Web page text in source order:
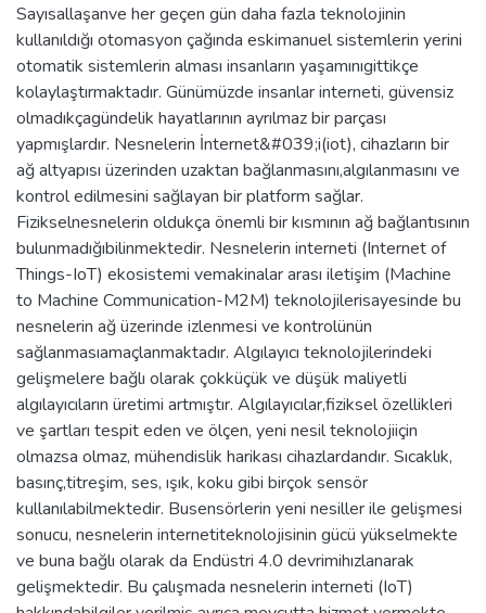
Sayısallaşanve her geçen gün daha fazla teknolojinin
kullanıldığı otomasyon çağında eskimanuel sistemlerin yerini
otomatik sistemlerin alması insanların yaşamınıgittikçe
kolaylaştırmaktadır. Günümüzde insanlar interneti, güvensiz
olmadıkçagündelik hayatlarının ayrılmaz bir parçası
yapmışlardır. Nesnelerin İnternet&#039;i(iot), cihazların bir
ağ altyapısı üzerinden uzaktan bağlanmasını,algılanmasını ve
kontrol edilmesini sağlayan bir platform sağlar.
Fizikselnesnelerin oldukça önemli bir kısmının ağ bağlantısının
bulunmadığıbilinmektedir. Nesnelerin interneti (Internet of
Things-IoT) ekosistemi vemakinalar arası iletişim (Machine
to Machine Communication-M2M) teknolojilerisayesinde bu
nesnelerin ağ üzerinde izlenmesi ve kontrolünün
sağlanmasıamaçlanmaktadır. Algılayıcı teknolojilerindeki
gelişmelere bağlı olarak çokküçük ve düşük maliyetli
algılayıcıların üretimi artmıştır. Algılayıcılar,fiziksel özellikleri
ve şartları tespit eden ve ölçen, yeni nesil teknolojiiçin
olmazsa olmaz, mühendislik harikası cihazlardandır. Sıcaklık,
basınç,titreşim, ses, ışık, koku gibi birçok sensör
kullanılabilmektedir. Busensörlerin yeni nesiller ile gelişmesi
sonucu, nesnelerin internetiteknolojisinin gücü yükselmekte
ve buna bağlı olarak da Endüstri 4.0 devrimihızlanarak
gelişmektedir. Bu çalışmada nesnelerin interneti (IoT)